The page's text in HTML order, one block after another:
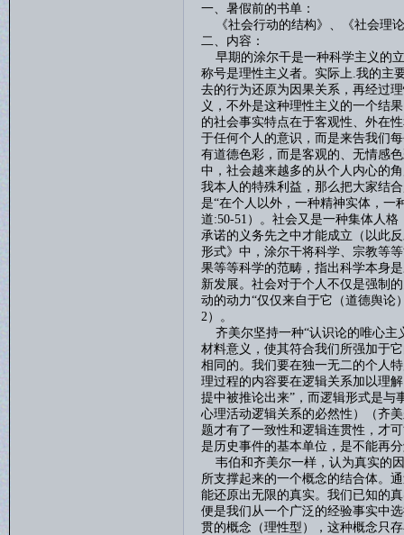
一、暑假前的书单：
《社会行动的结构》、《社会理
二、内容：
早期的涂尔干是一种科学主义的
称号是理性主义者。实际上 我的主
去的行为还原为因果关系，再经过
义，不外是这种理性主义的一个结
的社会事实特点在于客观性、外在
于任何个人的意识，而是来告我们
有道德色彩，而是客观的、无情感
中，社会越来越多的从个人内心的
我本人的特殊利益，那么把大家结
是“在个人以外，一种精神实体，一
道:50-51 ）。社会又是一种集体人
承诺的义务先之中才能成立（以此
形式》中，涂尔干将科学、宗教等
果等等科学的范畴，指出科学本身
新发展。社会对于个人不仅是强制
动的动力“仅仅来自于它（道德舆论
2 ）。
齐美尔坚持一种“认识论的唯心主
材料意义，使其符合我们所强加于
相同的。我们要在独一无二的个人
理过程的内容要在逻辑关系加以理
提中被推论出来”，而逻辑形式是与
心理活动逻辑关系的必然性）（齐
题才有了一致性和逻辑连贯性，才
是历史事件的基本单位，是不能再
韦伯和齐美尔一样，认为真实的
所支撑起来的一个概念的结合体。
能还原出无限的真实。我们已知的
便是我们从一个广泛的经验事实中
贯的概念（理性型），这种概念只